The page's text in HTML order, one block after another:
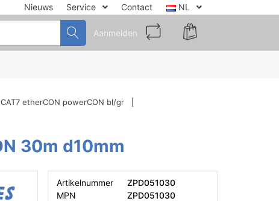
Nieuws Service Contact NL
Aanmelden
etherCON powerCON bl/gr
30m d10mm
Artikelnummer
ZPD051030
MPN
ZPD051030